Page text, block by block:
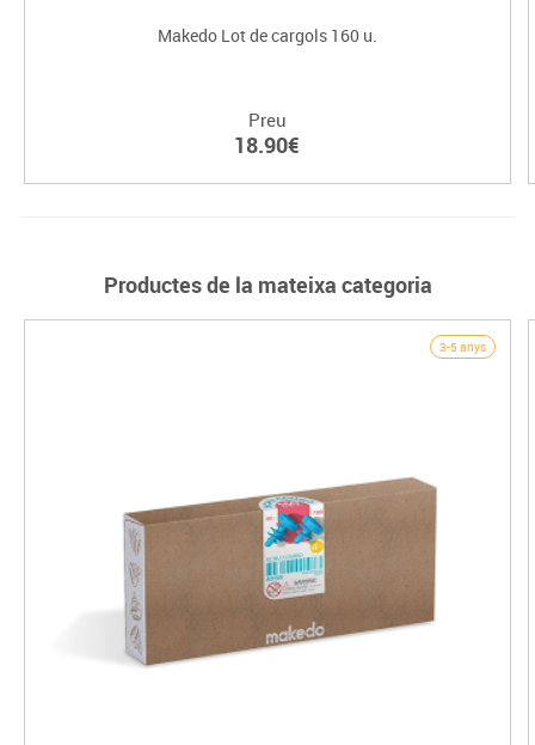
Makedo Lot de cargols 160 u.
Preu
18.90€
Productes de la mateixa categoria
3-5 anys